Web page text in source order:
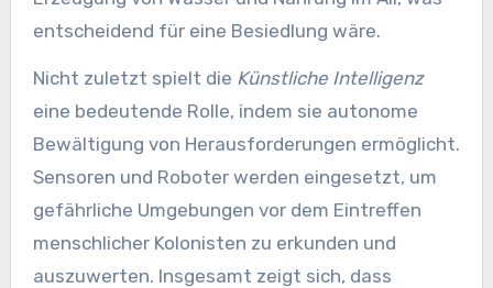
entscheidend für eine Besiedlung wäre.
Nicht zuletzt spielt die Künstliche Intelligenz
eine bedeutende Rolle, indem sie autonome
Bewältigung von Herausforderungen ermöglicht.
Sensoren und Roboter werden eingesetzt, um
gefährliche Umgebungen vor dem Eintreffen
menschlicher Kolonisten zu erkunden und
auszuwerten. Insgesamt zeigt sich, dass